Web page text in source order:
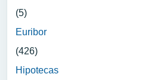
(5)
Euribor
(426)
Hipotecas